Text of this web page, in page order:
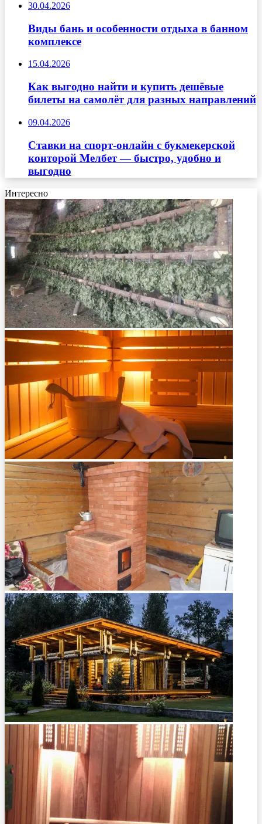
30.04.2026
Виды бань и особенности отдыха в банном
комплексе
15.04.2026
Как выгодно найти и купить дешёвые
билеты на самолёт для разных направлений
09.04.2026
Ставки на спорт-онлайн с букмекерской
конторой Мелбет — быстро, удобно и
выгодно
Интересно